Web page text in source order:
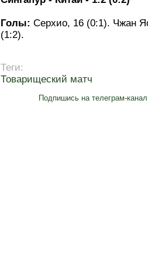
Голы: Серхио, 16 (0:1). Чжан
(1:2).
Теги:
Товарищеский матч
Подпишись на телеграм-